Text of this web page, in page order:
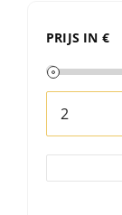
PRIJS IN €